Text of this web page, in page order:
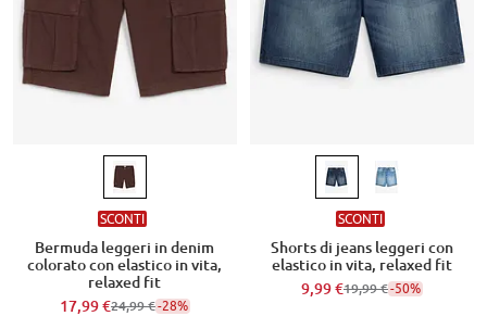
SCONTI
Bermuda leggeri in denim
colorato con elastico in vita,
relaxed fit
17,99 €24,99 €-28%
SCONTI
Shorts di jeans leggeri con
elastico in vita, relaxed fit
9,99 €19,99 €-50%